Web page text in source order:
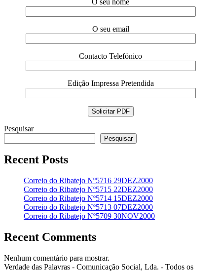
O seu email
Contacto Telefónico
Edição Impressa Pretendida
Pesquisar
Pesquisar
Recent Posts
Correio do Ribatejo Nº5716 29DEZ2000
Correio do Ribatejo Nº5715 22DEZ2000
Correio do Ribatejo Nº5714 15DEZ2000
Correio do Ribatejo Nº5713 07DEZ2000
Correio do Ribatejo Nº5709 30NOV2000
Recent Comments
Nenhum comentário para mostrar.
Verdade das Palavras - Comunicação Social, Lda. - Todos os